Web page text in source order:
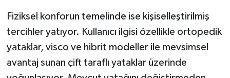
Fiziksel konforun temelinde ise kişiselleştirilmiş
tercihler yatıyor. Kullanıcı ilgisi özellikle ortopedik
yataklar, visco ve hibrit modeller ile mevsimsel
avantaj sunan çift taraflı yataklar üzerinde